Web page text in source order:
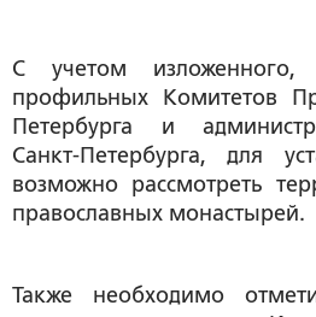
С учетом
профильных Комитетов
Петербурга и
Санкт-Петербурга, для
возможно рассмотреть
православных монастырей.
Также необходимо